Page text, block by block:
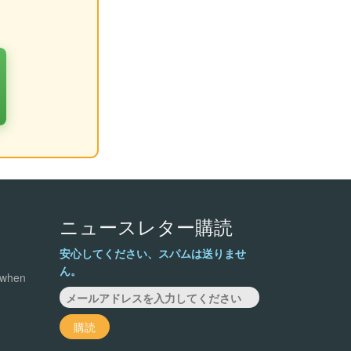
ニュースレター購読
安心してください、スパムは送りませ
ん。
購読